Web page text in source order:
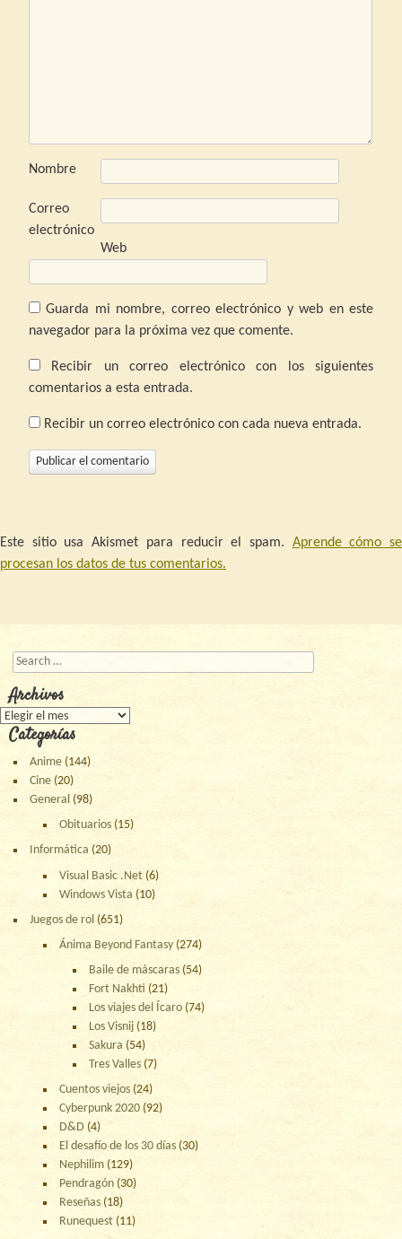
Nombre
Correo
electrónico
Web
Guarda mi nombre, correo electrónico y web en este
navegador para la próxima vez que comente.
Recibir un correo electrónico con los siguientes
comentarios a esta entrada.
Recibir un correo electrónico con cada nueva entrada.
Este sitio usa Akismet para reducir el spam. Aprende cómo se
procesan los datos de tus comentarios.
Buscar
Archivos
Archivos
Categorías
Anime (144)
Cine (20)
General (98)
Obituarios (15)
Informática (20)
Visual Basic .Net (6)
Windows Vista (10)
Juegos de rol (651)
Ánima Beyond Fantasy (274)
Baile de máscaras (54)
Fort Nakhti (21)
Los viajes del Ícaro (74)
Los Visnij (18)
Sakura (54)
Tres Valles (7)
Cuentos viejos (24)
Cyberpunk 2020 (92)
D&D (4)
El desafío de los 30 días (30)
Nephilim (129)
Pendragón (30)
Reseñas (18)
Runequest (11)